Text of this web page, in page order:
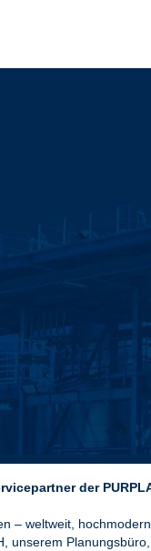
der
– weltweit,
unserem